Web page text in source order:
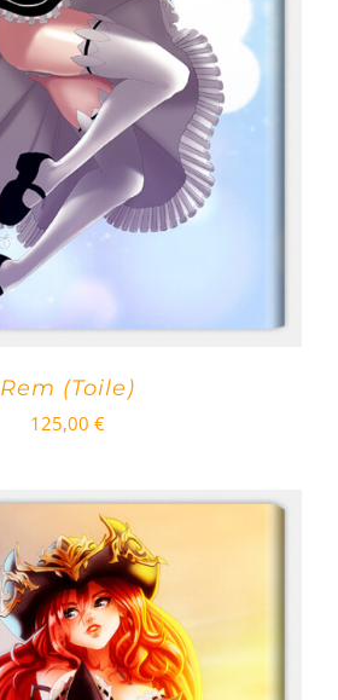
Rem (Toile)
125,00 €